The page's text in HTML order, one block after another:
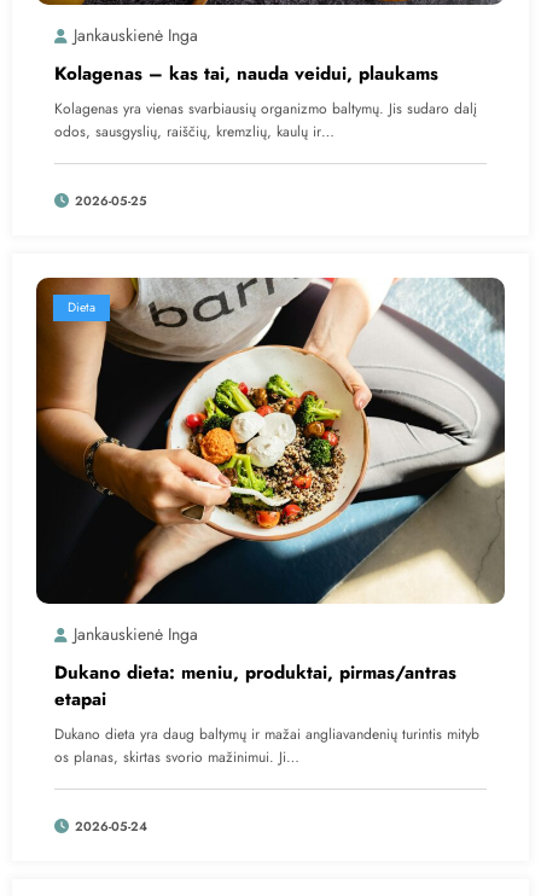
Jankauskienė Inga
Kolagenas – kas tai, nauda veidui, plaukams
Kolagenas yra vienas svarbiausių organizmo baltymų. Jis sudaro dalį
odos, sausgyslių, raiščių, kremzlių, kaulų ir…
2026-05-25
Dieta
Jankauskienė Inga
Dukano dieta: meniu, produktai, pirmas/antras
etapai
Dukano dieta yra daug baltymų ir mažai angliavandenių turintis mityb
os planas, skirtas svorio mažinimui. Ji…
2026-05-24